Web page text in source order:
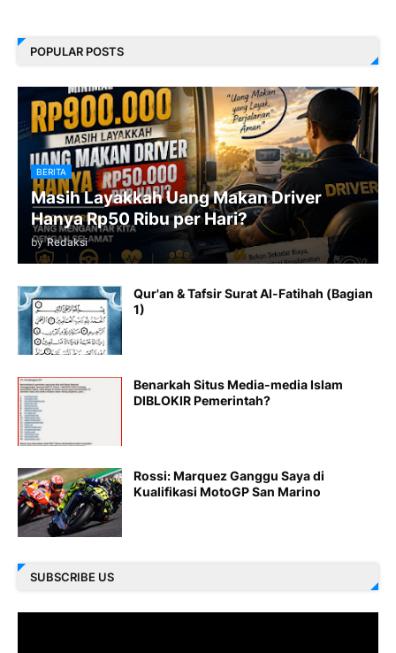
POPULAR POSTS
BERITA
Masih Layakkah Uang Makan Driver
Hanya Rp50 Ribu per Hari?
by Redaksi
Qur'an & Tafsir Surat Al-Fatihah (Bagian
1)
Benarkah Situs Media-media Islam
DIBLOKIR Pemerintah?
Rossi: Marquez Ganggu Saya di
Kualifikasi MotoGP San Marino
SUBSCRIBE US